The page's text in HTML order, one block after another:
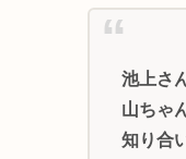
池上さ
山ちゃ
知り合